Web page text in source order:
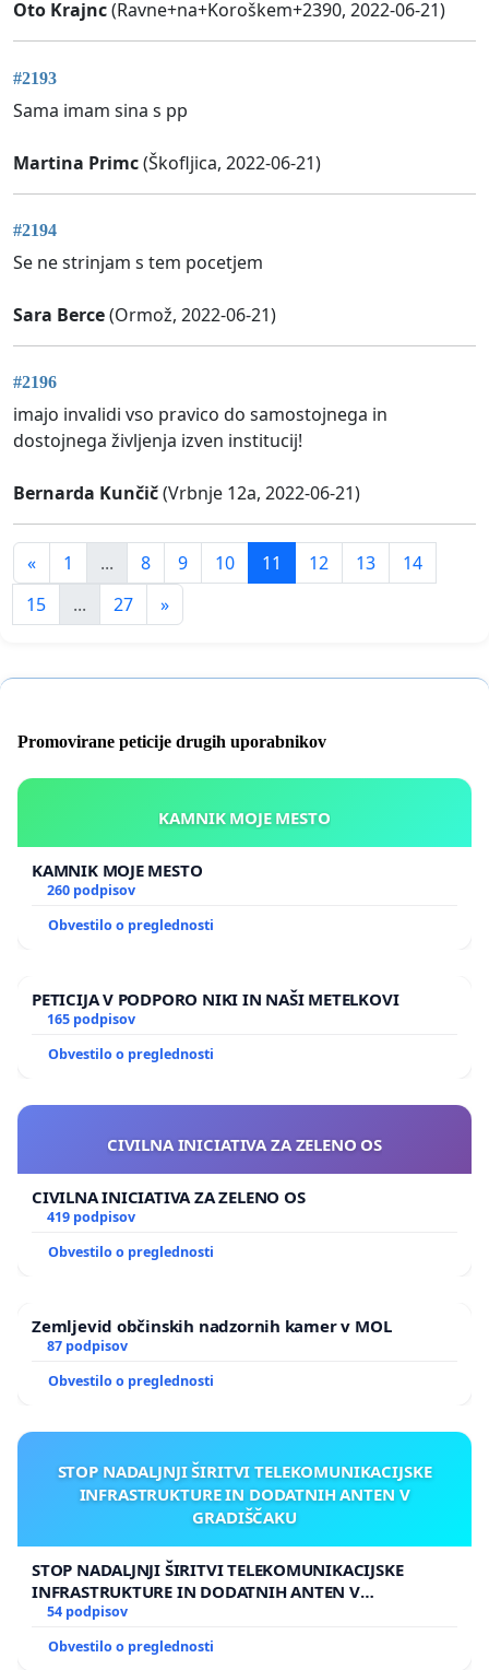
Oto Krajnc(Ravne+na+Koroškem+2390, 2022-06-21)
#2193
Sama imam sina s pp
Martina Primc(Škofljica, 2022-06-21)
#2194
Se ne strinjam s tem pocetjem
Sara Berce(Ormož, 2022-06-21)
#2196
imajo invalidi vso pravico do samostojnega in
dostojnega življenja izven institucij!
Bernarda Kunčič(Vrbnje 12a, 2022-06-21)
« 1 ... 8 9 10 11 12 13
14
15
... 27 »
Promovirane peticije drugih uporabnikov
KAMNIK MOJE MESTO
KAMNIK MOJE MESTO
260 podpisov
Obvestilo o preglednosti
PETICIJA V PODPORO NIKI IN NAŠI METELKOVI
165 podpisov
Obvestilo o preglednosti
CIVILNA INICIATIVA ZA ZELENO OS
CIVILNA INICIATIVA ZA ZELENO OS
419 podpisov
Obvestilo o preglednosti
Zemljevid občinskih nadzornih kamer v MOL
87 podpisov
Obvestilo o preglednosti
STOP NADALJNJI ŠIRITVI TELEKOMUNIKACIJSKE
INFRASTRUKTURE IN DODATNIH ANTEN V
GRADIŠČAKU
STOP NADALJNJI ŠIRITVI TELEKOMUNIKACIJSKE
INFRASTRUKTURE IN DODATNIH ANTEN V
GRADIŠČAKU
54 podpisov
Obvestilo o preglednosti